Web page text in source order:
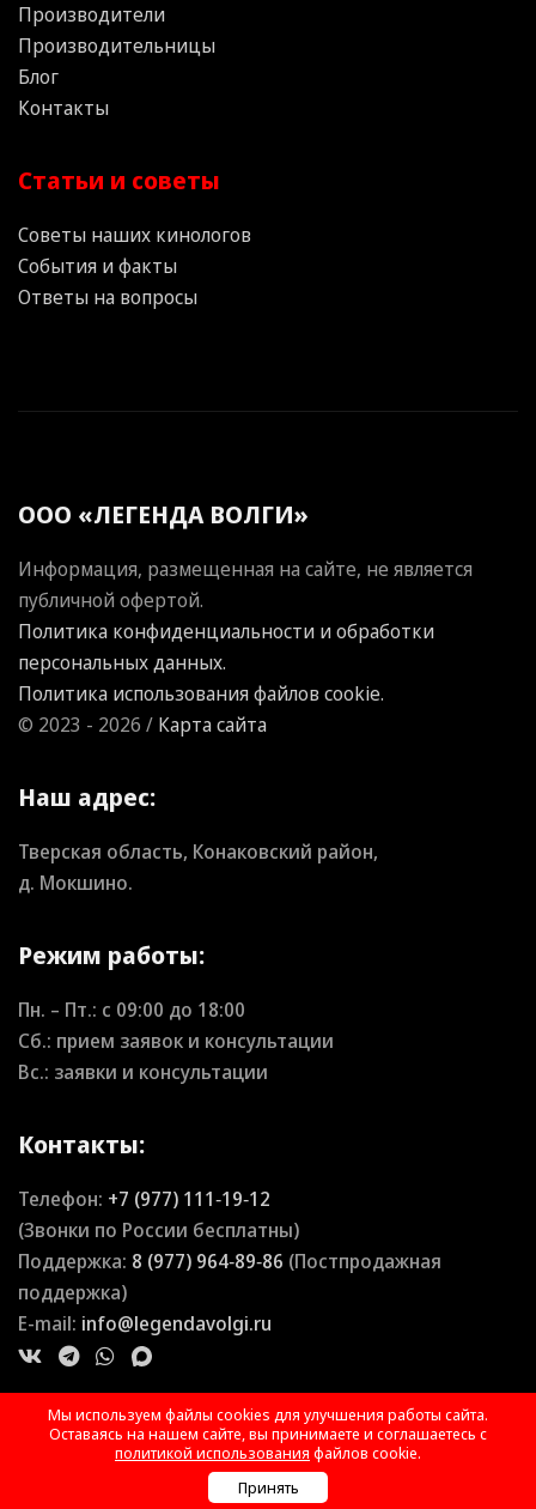
Производители
Производительницы
Блог
Контакты
Статьи и советы
Советы наших кинологов
События и факты
Ответы на вопросы
ООО «ЛЕГЕНДА ВОЛГИ»
Информация, размещенная на сайте, не является
публичной офертой.
Политика конфиденциальности и обработки
персональных данных.
Политика использования файлов cookie.
© 2023 - 2026 / Карта сайта
Наш адрес:
Тверская область, Конаковский район,
д. Мокшино.
Режим работы:
Пн. – Пт.: с 09:00 до 18:00
Сб.: прием заявок и консультации
Вс.: заявки и консультации
Контакты:
Телефон: +7 (977) 111‑19‑12
(Звонки по России бесплатны)
Поддержка: 8 (977) 964‑89‑86 (Постпродажная
поддержка)
E-mail: info@legendavolgi.ru
Telegram
Мы используем файлы cookies для улучшения работы сайта.
Оставаясь на нашем сайте, вы принимаете и соглашаетесь с
политикой использования файлов cookie.
Принять